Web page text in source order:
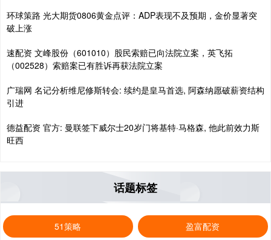
环球策路 光大期货0806黄金点评：ADP表现不及预期，金价显著突
破上涨
速配资 文峰股份（601010）股民索赔已向法院立案，英飞拓
（002528）索赔案已有胜诉再获法院立案
广瑞网 名记分析维尼修斯转会: 续约是皇马首选, 阿森纳愿破薪资结构
引进
德益配资 官方: 曼联签下威尔士20岁门将基特·马格森, 他此前效力斯
旺西
话题标签
51策略 盈富配资